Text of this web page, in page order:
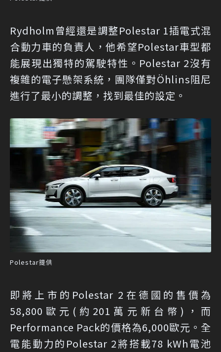
Rydholm曾經還是調整Polestar 1插電式混
合動力車的負責人，他希望Polestar車型都
能展現出獨特的駕駛特性。Polestar 2沒有
複雜的電子懸架系統，團隊僅對Öhlins阻尼
進行了最小的調整，找到最佳的設定。
Polestar提供
即將上市的Polestar 2在德國的售價為
58,800歐元(約201萬元新台幣)，而
Performance Pack的價格為6,000歐元。全
電能動力的Polestar 2將搭載78 kWh電池